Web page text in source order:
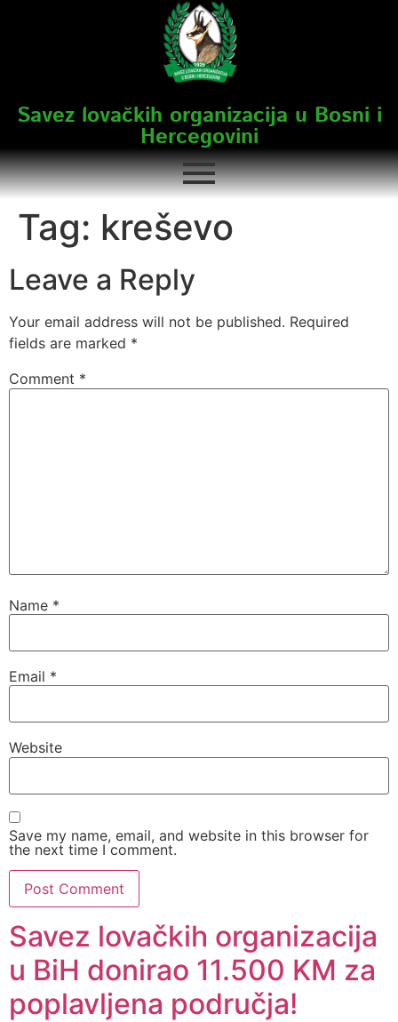
Savez lovačkih organizacija u Bosni i
Hercegovini
Tag: kreševo
Leave a Reply
Your email address will not be published. Required
fields are marked *
Comment *
Name *
Email *
Website
Save my name, email, and website in this browser for
the next time I comment.
Savez lovačkih organizacija
u BiH donirao 11.500 KM za
poplavljena područja!